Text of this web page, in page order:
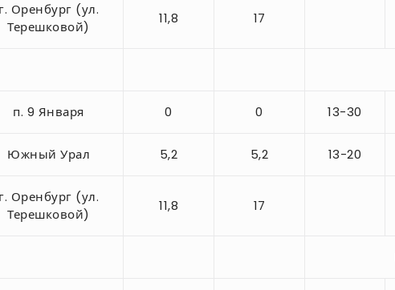
г. Оренбург (ул.
Терешковой)
11,8 17
п. 9 Января 0 0 13-30
Южный Урал 5,2 5,2 13-20
г. Оренбург (ул.
Терешковой)
11,8 17